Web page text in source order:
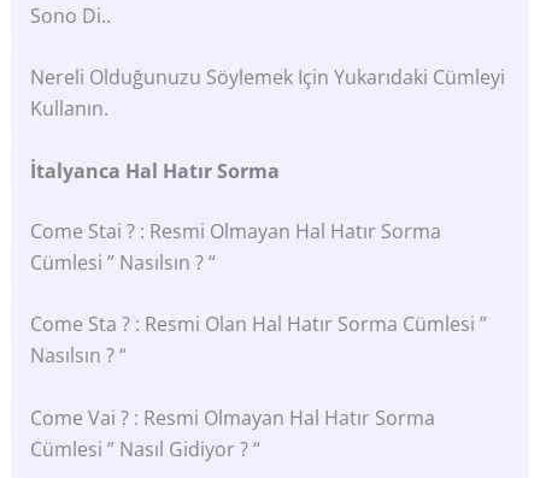
Sono Di..
Nereli Olduğunuzu Söylemek Için Yukarıdaki Cümleyi
Kullanın.
İtalyanca Hal Hatır Sorma
Come Stai ? : Resmi Olmayan Hal Hatır Sorma
Cümlesi ” Nasılsın ? “
Come Sta ? : Resmi Olan Hal Hatır Sorma Cümlesi ”
Nasılsın ? “
Come Vai ? : Resmi Olmayan Hal Hatır Sorma
Cümlesi ” Nasıl Gidiyor ? “